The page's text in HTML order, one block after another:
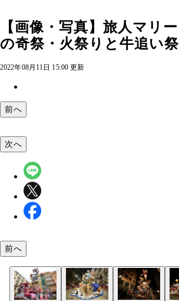
【画像・写真】旅人マリ
の奇祭・火祭りと牛追い
2022年08月11日 15:00 更新
前へ
次へ
前へ